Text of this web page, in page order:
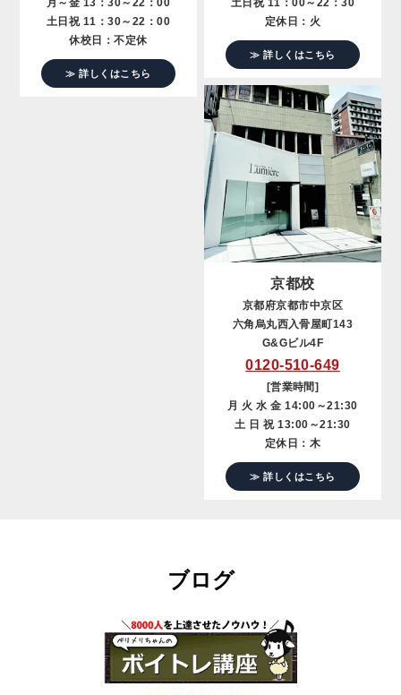
月～金 13：30～22：00
土日祝 11：30～22：00
休校日：不定休
≫ 詳しくはこちら
土日祝 11：00～22：30
定休日：火
≫ 詳しくはこちら
京都校
京都府京都市中京区
六角烏丸西入骨屋町143
G&Gビル4F
0120-510-649
[営業時間]
月 火 水 金 14:00～21:30
土 日 祝 13:00～21:30
定休日：木
≫ 詳しくはこちら
ブログ